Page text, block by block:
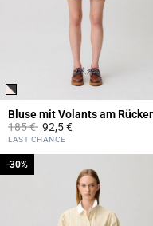
Bluse mit Volants am
Price reduced from
185 €to92,5 €
3,1 out of 5 Customer Rating
LAST CHANCE
-30%
-30%